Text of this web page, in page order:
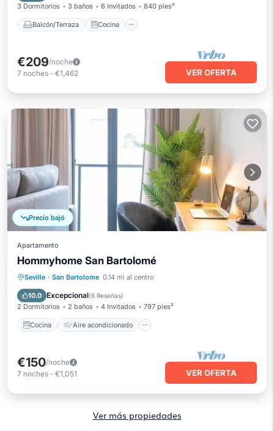
3 Dormitorios 3 baños 6 Invitados 840 pies²
Balcón/Terraza Cocina
€209/noche
7 noches - €1,462 VER OFERTA
Precio bajó
Apartamento
Hommyhome San Bartolomé
Seville · San Bartolome 0.14 mi al centro
10.0 Excepcional(6 Reseñas)
2 Dormitorios 2 baños 4 Invitados 797 pies²
Cocina Aire acondicionado
Cocina
Aire acondicionado
Apto para niños
Accesible en silla de ruedas
€150/noche
7 noches - €1,051 VER OFERTA
Ver más propiedades